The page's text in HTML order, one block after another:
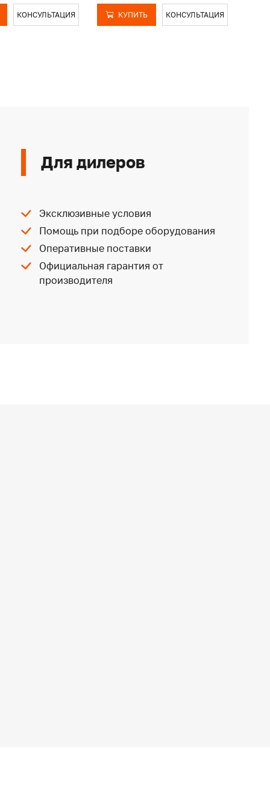
КОНСУЛЬТАЦИЯ КУПИТЬ КОНСУЛЬТАЦИЯ
Для дилеров
Эксклюзивные условия
Помощь при подборе оборудования
Оперативные поставки
Официальная гарантия от
производителя